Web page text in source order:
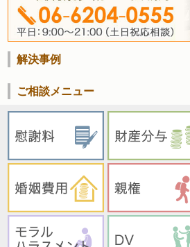
解決事例
ご相談メニュー